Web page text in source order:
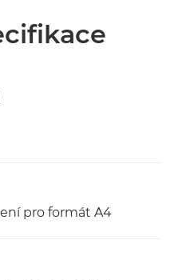
pro formát A4